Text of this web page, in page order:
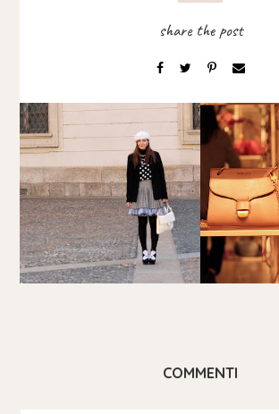
COMMENTI